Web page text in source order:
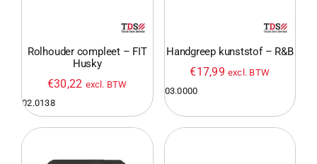
Rolhouder compleet – FIT
Husky
€30,22 excl. BTW
02.0138
Handgreep kunststof – R&B
€17,99 excl. BTW
03.0000